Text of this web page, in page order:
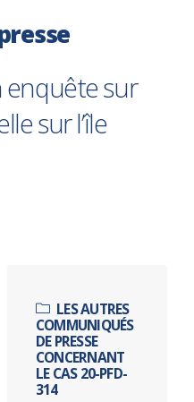
enquête sur
sur l’île
LES AUTRES
COMMUNIQUÉS
DE PRESSE
CONCERNANT
LE CAS 20-PFD-
314